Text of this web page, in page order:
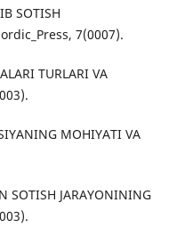
SOTISH
7(0007).
TURLARI VA
MOHIYATI VA
SOTISH JARAYONINING